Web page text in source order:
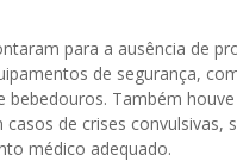
para a ausência de
de segurança,
bebedouros. Também
casos de crises convulsivas,
médico adequado.